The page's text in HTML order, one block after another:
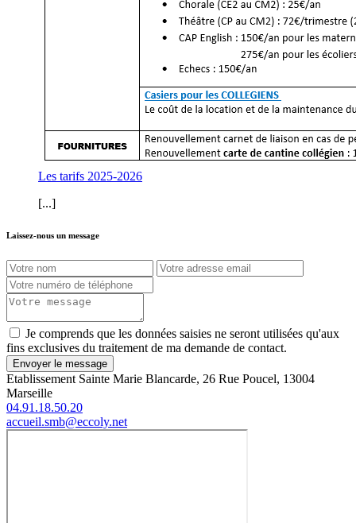
Les tarifs 2025-2026
[...]
Laissez-nous un message
Je comprends que les données saisies ne seront utilisées qu'aux
fins exclusives du traitement de ma demande de contact.
Envoyer le message
Etablissement Sainte Marie Blancarde, 26 Rue Poucel, 13004
Marseille
04.91.18.50.20
accueil.smb@eccoly.net